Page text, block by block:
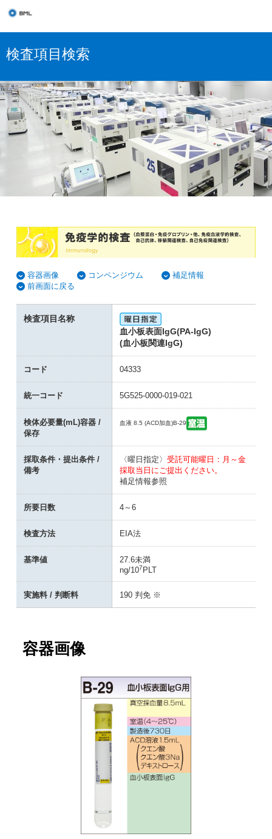
検査項目検索
容器画像 コンペンジウム
補足情報
前画面に戻る
検査項目名称
血小板表面IgG(PA-IgG)
(血小板関連IgG)
コード 04333
統一コード 5G525-0000-019-021
検体必要量(mL)容器 /
保存
血液 8.5 (ACD加血)B-29
採取条件・提出条件 /
備考
〈曜日指定〉 受託可能曜日：月～金
採取当日にご提出ください。
補足情報参照
所要日数 4～6
検査方法 EIA法
基準値
27.6未満
ng/107 PLT
実施料 / 判断料 190 判免 ※
容器画像